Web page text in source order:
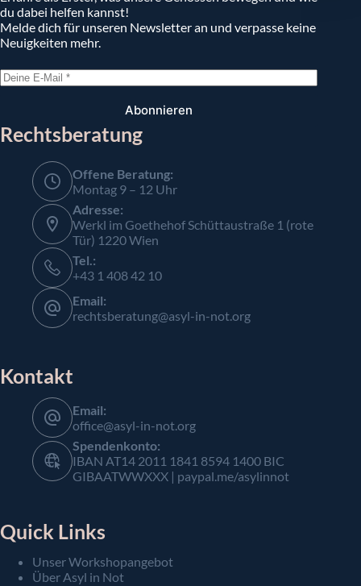
du dabei helfen kannst!
Melde dich für unseren Newsletter an und verpasse keine
Neuigkeiten mehr.
Abonnieren
Rechtsberatung
Offene Beratung:
Montag 9 – 12 Uhr
Adresse:
Werkl im Goethehof Schüttaustraße 1 (rote
Tür) 1220 Wien
Tel.:
+43 1 408 42 10
Email:
rechtsberatung@asyl-in-not.org
Kontakt
Email:
office@asyl-in-not.org
Spendenkonto:
IBAN AT14 2011 1841 8594 1400 BIC
GIBAATWWXXX | paypal.me/asylinnot
Quick Links
Unser Workshopangebot
Über Asyl in Not